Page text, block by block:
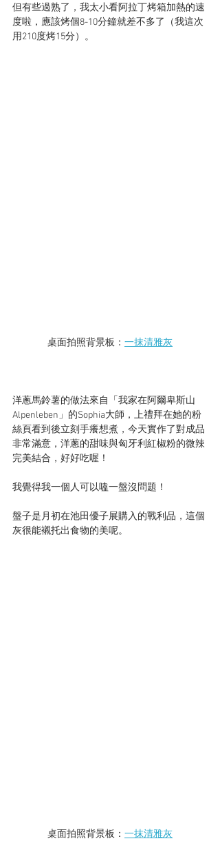
但有些過熟了，我太小看阿拉丁烤箱加熱的速
度啦，應該烤個8-10分鐘就差不多了（我這次
用210度烤15分）。
桌面拍照背景板： 一抹清雅灰
洋蔥馬鈴薯的做法來自「我家在阿爾卑斯山
Alpenleben」的Sophia大師，上禮拜在她的粉
絲頁看到後立刻手癢想煮，今天實作了對成品
非常滿意，洋蔥的甜味與匈牙利紅椒粉的微辣
完美結合，好好吃喔！
我覺得我一個人可以嗑一盤沒問題！
盤子是月初在池田優子展購入的戰利品，這個
灰很能襯托出食物的美呢。
桌面拍照背景板： 一抹清雅灰